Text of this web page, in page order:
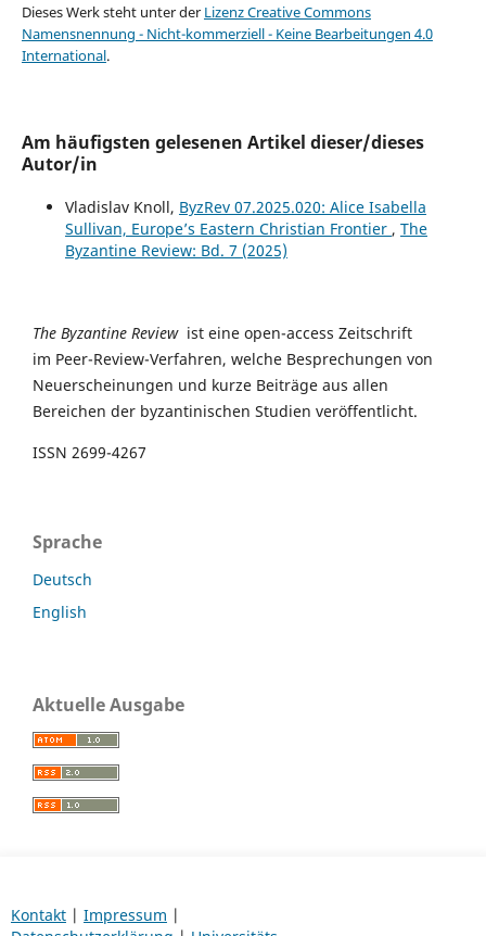
Dieses Werk steht unter der Lizenz Creative Commons
Namensnennung - Nicht-kommerziell - Keine Bearbeitungen 4.0
International.
Am häufigsten gelesenen Artikel dieser/dieses
Autor/in
Vladislav Knoll, ByzRev 07.2025.020: Alice Isabella
Sullivan, Europe’s Eastern Christian Frontier , The
Byzantine Review: Bd. 7 (2025)
The Byzantine Reviewist eine open-access Zeitschrift
im Peer-Review-Verfahren, welche Besprechungen von
Neuerscheinungen und kurze Beiträge aus allen
Bereichen der byzantinischen Studien veröffentlicht.
ISSN 2699-4267
Sprache
Deutsch
English
Aktuelle Ausgabe
Kontakt| Impressum |